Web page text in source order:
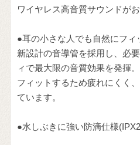
ワイヤレス高音質サウンドが
●耳の小さな人でも自然にフィ
新設計の音導管を採用し、必
ィで最大限の音質効果を発揮
フィットするため疲れにくく
ています。
●水しぶきに強い防滴仕様